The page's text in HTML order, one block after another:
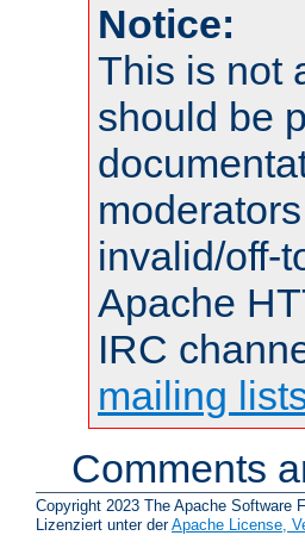
Notice:
This is not
should be
invalid/off-
Apache
IRC
mailing
Comments
Copyright 2023 The Apache Software
Lizenziert unter derApache License,